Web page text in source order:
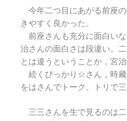
今年二つ目にあがる前座
きやすく良かった。
前座さんも充分に面白い
治さんの面白さは段違い。
とは違うということか，宮
続くぴっかり☆さん，時藏
をはさんでトーク。トリで三
三三さんを生で見るのは